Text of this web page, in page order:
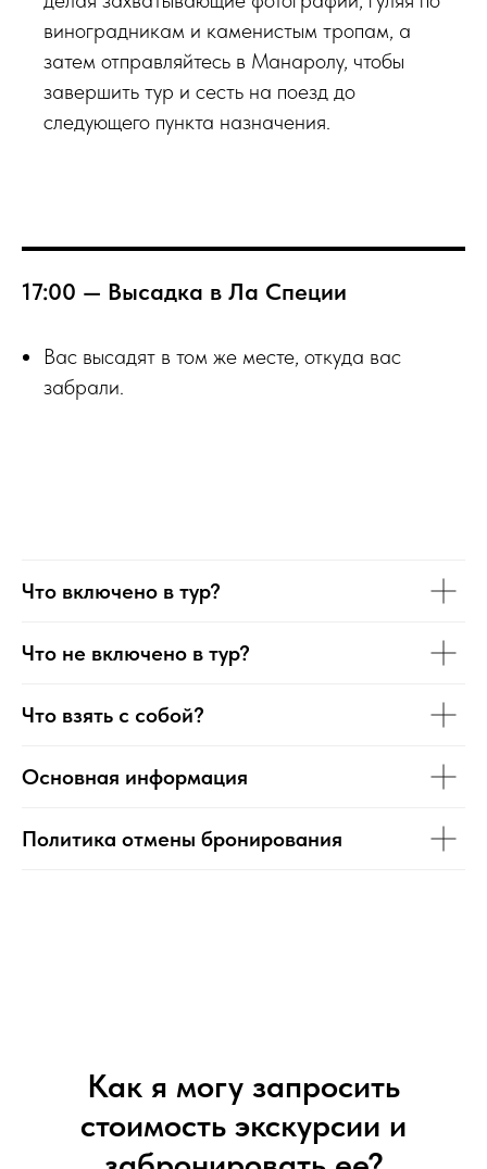
виноградникам и каменистым тропам, а
затем отправляйтесь в Манаролу, чтобы
завершить тур и сесть на поезд до
следующего пункта назначения.
17:00 — Высадка в Ла Специи
Вас высадят в том же месте, откуда вас
забрали.
Что включено в тур?
Что не включено в тур?
Что взять с собой?
Основная информация
Политика отмены бронирования
Как я могу запросить
стоимость экскурсии и